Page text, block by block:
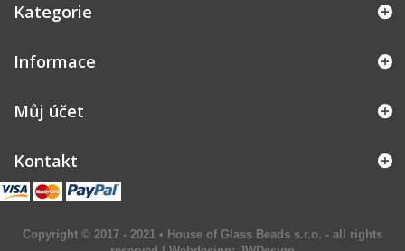
Kategorie
Informace
Můj účet
Kontakt
Copyright © 2017 - 2021 • House of Glass Beads s.r.o. - all rights